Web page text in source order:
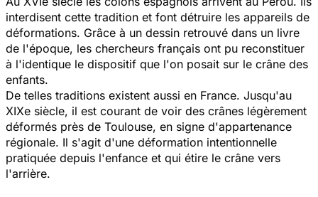
interdisent cette tradition et font détruire les appareils de
déformations. Grâce à un dessin retrouvé dans un livre
de l'époque, les chercheurs français ont pu reconstituer
à l'identique le dispositif que l'on posait sur le crâne des
enfants.
De telles traditions existent aussi en France. Jusqu'au
XIXe siècle, il est courant de voir des crânes légèrement
déformés près de Toulouse, en signe d'appartenance
régionale. Il s'agit d'une déformation intentionnelle
pratiquée depuis l'enfance et qui étire le crâne vers
l'arrière.